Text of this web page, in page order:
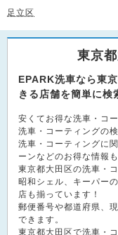
足立区
東京
EPARK洗車なら東
きる店舗を簡単に検
安くてお得な洗車・コ
洗車・コーティングの
洗車・コーティングに
ーンなどのお得な情報も
東京都大田区の洗車・
昭和シェル、キーパー
店も揃っています！
郵便番号や都道府県、
できます。
東京都大田区で洗車・